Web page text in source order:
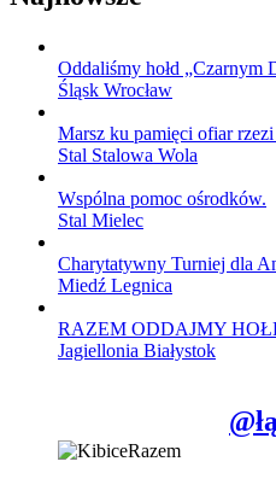
Oddaliśmy hołd „Czarnym
Śląsk Wrocław
Marsz ku pamięci ofiar
Stal Stalowa Wola
Wspólna pomoc ośrodków.
Stal Mielec
Charytatywny Turniej dla
Miedź Legnica
RAZEM ODDAJMY
Jagiellonia Białystok